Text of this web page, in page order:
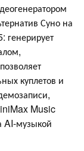
Суно на
генерирует
куплетов и
Music
AI-музыкой